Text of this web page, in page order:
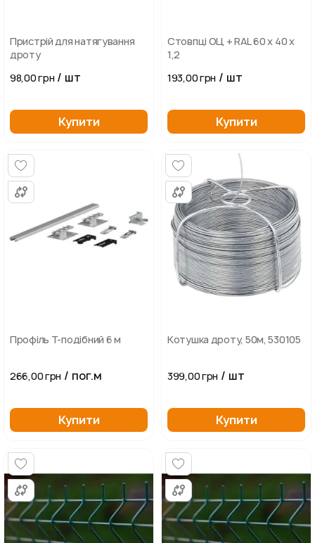
Пристрій для натягування
дроту
98,00 грн / шт
Купити
Стовпці ОЦ + RAL 60 х 40 х
1,2
193,00 грн / шт
Купити
Профіль Т-подібний 6 м
266,00 грн / пог.м
Купити
Котушка дроту, 50м, 530105
399,00 грн / шт
Купити